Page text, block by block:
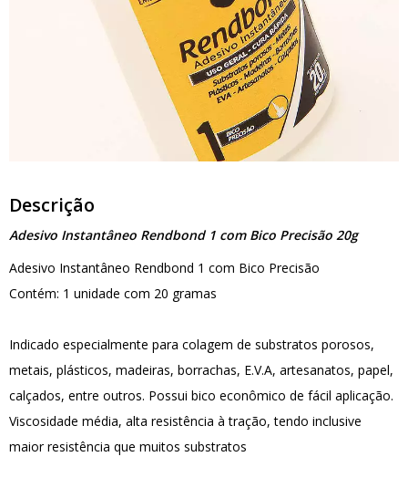
Descrição
Adesivo Instantâneo Rendbond 1 com Bico Precisão 20g
Adesivo Instantâneo Rendbond 1 com Bico Precisão
Contém: 1 unidade com 20 gramas
Indicado especialmente para colagem de substratos porosos,
metais, plásticos, madeiras, borrachas, E.V.A, artesanatos, papel,
calçados, entre outros. Possui bico econômico de fácil aplicação.
Viscosidade média, alta resistência à tração, tendo inclusive
maior resistência que muitos substratos